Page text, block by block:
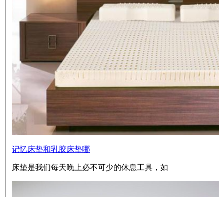
记忆床垫和乳胶床垫哪
床垫是我们每天晚上必不可少的休息工具，如